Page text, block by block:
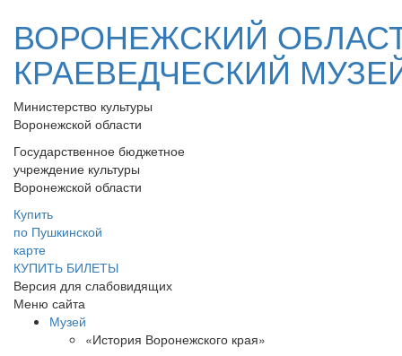
ВОРОНЕЖСКИЙ
КРАЕВЕДЧЕСКИЙ
Министерство культуры
Воронежской области
Государственное бюджетное
учреждение культуры
Воронежской области
Купить
по Пушкинской
карте
КУПИТЬ БИЛЕТЫ
Версия для слабовидящих
Меню сайта
Музей
«История Воронежского края»